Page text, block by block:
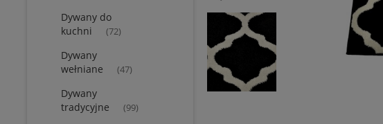
Dywany do
kuchni
(72)
Dywany
wełniane
(47)
Dywany
tradycyjne
(99)